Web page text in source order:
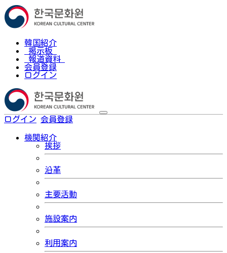
韓国紹介
掲示板
報道資料
会員登録
ログイン
ログイン 会員登録
機関紹介
挨拶
沿革
主要活動
施設案内
利用案内